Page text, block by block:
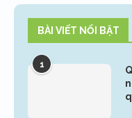
BÀI VIẾT NỔI BẬT
1